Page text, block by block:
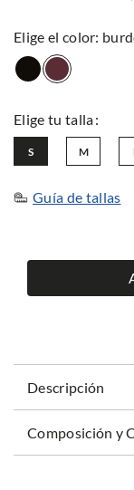
:
M
S
Guía de tallas
Descripción
Composición y